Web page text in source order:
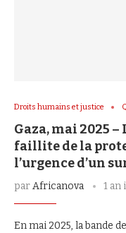
Droits humains et justice
Gaza, mai 2025 –
faillite de la
l’urgence d’un
parAfricanova 1 an
En mai 2025, la bande